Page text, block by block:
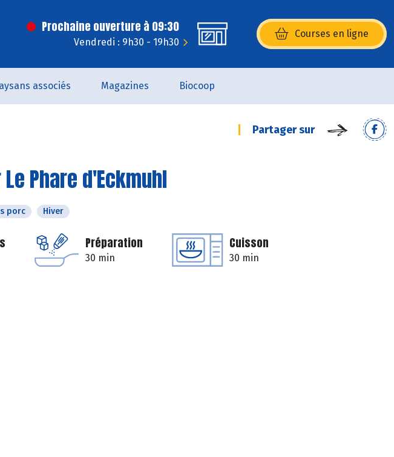
Prochaine ouverture à 09:30
Vendredi : 9h30 - 19h30
Courses en ligne
(s’ouvre dans une nouvelle
associés Magazines Biocoop
Partager sur
Phare d'Eckmuhl
porc Hiver
Préparation
30 min
Cuisson
30 min